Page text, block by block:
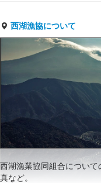
西湖漁協について
西湖漁業協同組合につい
真など。